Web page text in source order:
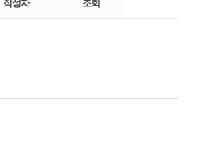
작성자 조회